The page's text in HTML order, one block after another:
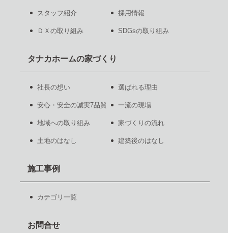
スタッフ紹介 採用情報
ＤＸの取り組み SDGsの取り組み
タナカホームの家づくり
社長の想い 選ばれる理由
安心・安全の誠実7品質 一流の現場
地域への取り組み 家づくりの流れ
土地のはなし 建築後のはなし
施工事例
カテゴリ一覧
お問合せ